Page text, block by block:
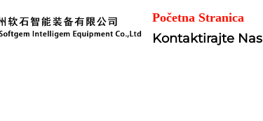
Početna Stranica
Kontaktirajte Nas